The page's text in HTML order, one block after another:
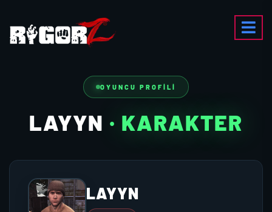
OYUNCU PROFILI
LAYYN · KARAKTER
LAYYN